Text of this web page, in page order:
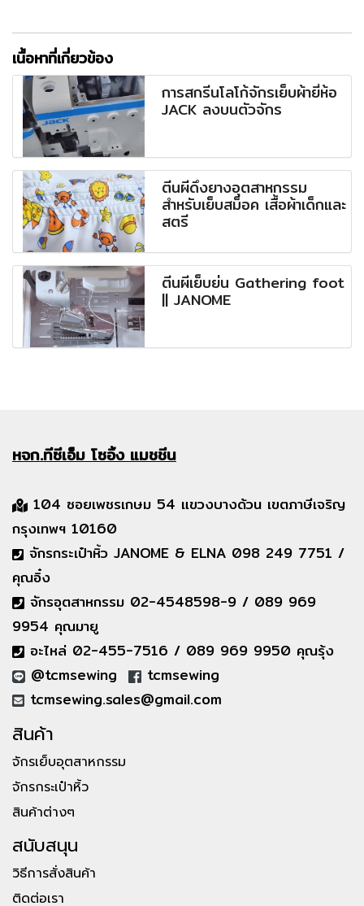
เนื้อหาที่เกี่ยวข้อง
การสกรีนโลโก้จักรเย็บผ้ายี่ห้อ
JACK ลงบนตัวจักร
ตีนผีดึงยางอุตสาหกรรม
สำหรับเย็บสม็อค เสื้อผ้าเด็กและ
สตรี
ตีนผีเย็บย่น Gathering foot
|| JANOME
หจก.ทีซีเอ็มโซอิ้ง แมชชีน
104 ซอยเพชรเกษม 54 แขวงบางด้วน เขตภาษีเจริญ
กรุงเทพฯ 10160
จักรกระเป๋าหิ้ว JANOME & ELNA 098 249 7751 /
คุณอิ๋ง
จักรอุตสาหกรรม 02-4548598-9 / 089 969
9954 คุณมายู
อะไหล่ 02-455-7516 / 089 969 9950 คุณรุ้ง
@tcmsewing
tcmsewing
tcmsewing.sales@gmail.com
สินค้า
จักรเย็บอุตสาหกรรม
จักรกระเป๋าหิ้ว
สินค้าต่างๆ
สนับสนุน
วิธีการสั่งสินค้า
ติดต่อเรา